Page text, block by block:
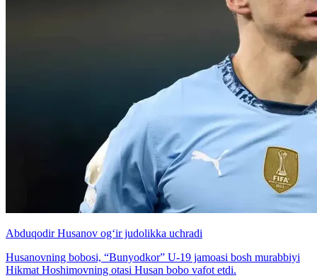
Abduqodir Husanov og‘ir judolikka uchradi
Husanovning bobosi, “Bunyodkor” U-19 jamoasi bosh murabbiyi
Hikmat Hoshimovning otasi Husan bobo vafot etdi.